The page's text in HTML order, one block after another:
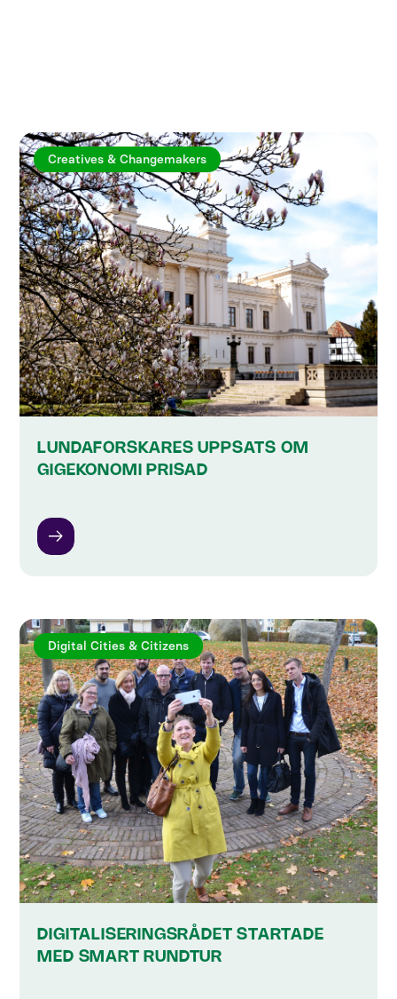
Creatives & Changemakers
LUNDAFORSKARES UPPSATS OM
GIGEKONOMI PRISAD
Digital Cities & Citizens
DIGITALISERINGSRÅDET STARTADE
MED SMART RUNDTUR